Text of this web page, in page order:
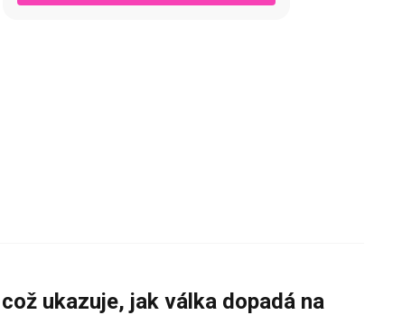
ukazuje, jak válka dopadá na